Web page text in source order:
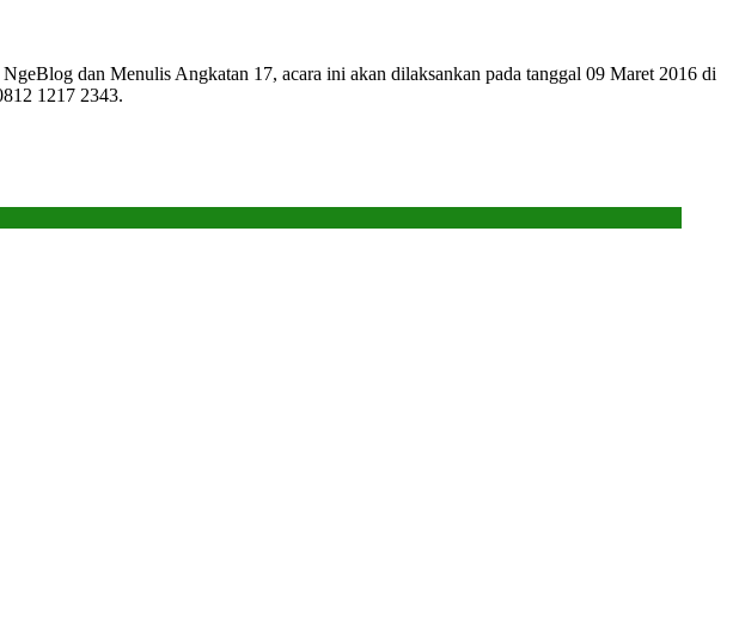
dan Menulis Angkatan 17, acara ini akan dilaksankan pada tanggal 09 Maret 2016 di
1217 2343.